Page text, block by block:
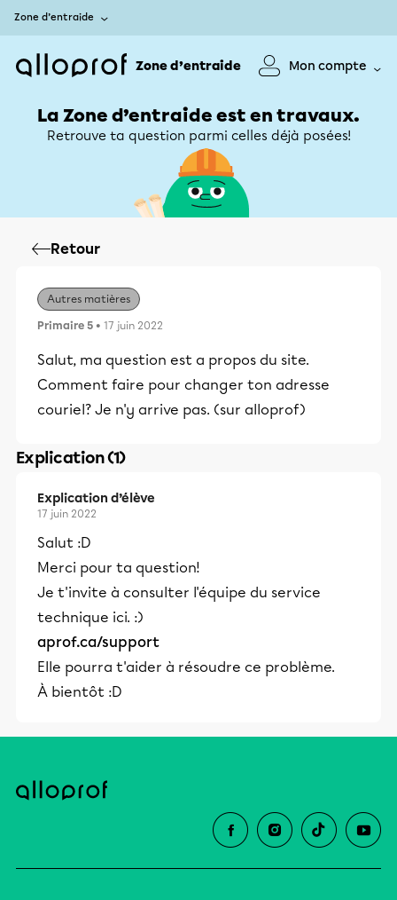
Zone d’entraide
Zone d’entraide Mon compte
La Zone d’entraide est en travaux.
Retrouve ta question parmi celles déjà posées!
Retour
Autres matières
Primaire 5 • 17 juin 2022
Salut, ma question est a propos du site.
Comment faire pour changer ton adresse
couriel? Je n'y arrive pas. (sur alloprof)
Explication (1)
Explication d’élève
17 juin 2022
Salut :D
Merci pour ta question!
Je t'invite à consulter l'équipe du service
technique ici. :)
aprof.ca/support
Elle pourra t'aider à résoudre ce problème.
À bientôt :D